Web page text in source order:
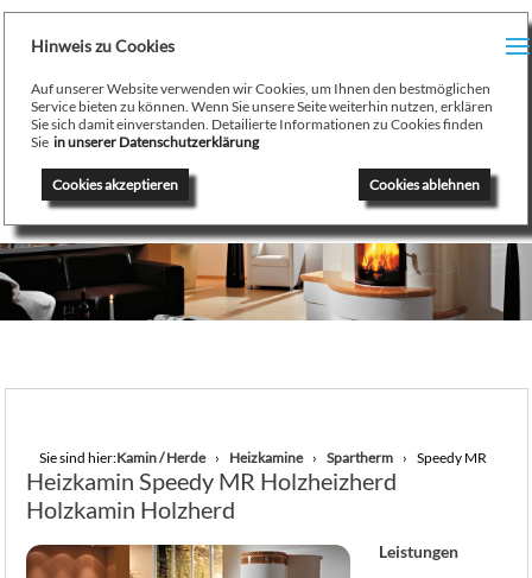
/
Hinweis zu Cookies
Auf unserer Website verwenden wir Cookies, um Ihnen den bestmöglichen
Service bieten zu können. Wenn Sie unsere Seite weiterhin nutzen, erklären
Sie sich damit einverstanden. Detailierte Informationen zu Cookies finden
Sie in unserer Datenschutzerklärung
Cookies ablehnen
Cookies akzeptieren
August Stamminger
Beratung - Planung - Ausführung - Wartung - Reparatur
Ofenbau Kaminbau Gaskamine Kachelofen Heizkamine
Sie sind hier:Kamin / Herde Heizkamine Spartherm Speedy MR
Heizkamin Speedy MR Holzheizherd
Holzkamin Holzherd
Leistungen